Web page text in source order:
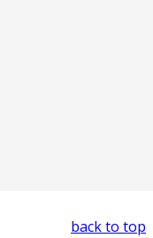
back to top